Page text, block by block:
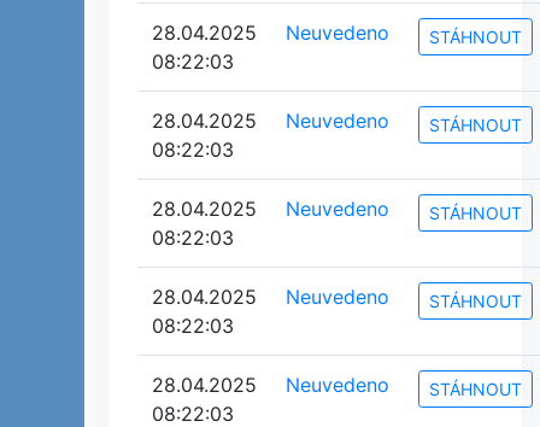
28.04.2025
08:22:03
Neuvedeno STÁHNOUT
28.04.2025
08:22:03
Neuvedeno STÁHNOUT
28.04.2025
08:22:03
Neuvedeno STÁHNOUT
28.04.2025
08:22:03
Neuvedeno STÁHNOUT
28.04.2025
08:22:03
Neuvedeno STÁHNOUT